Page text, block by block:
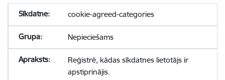
cookie-agreed-categories
Nepieciešams
Reģistrē, kādas sīkdatnes lietotājs ir
apstiprinājis.